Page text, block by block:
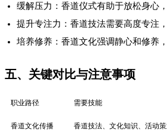
缓解压力：香道仪式有助于放松身心
提升专注力：香道技法需要高度专注
培养修养：香道文化强调静心和修养
五、关键对比与注意事项
职业路径 需要技能
香道文化传播 香道技法、文化知识、活动